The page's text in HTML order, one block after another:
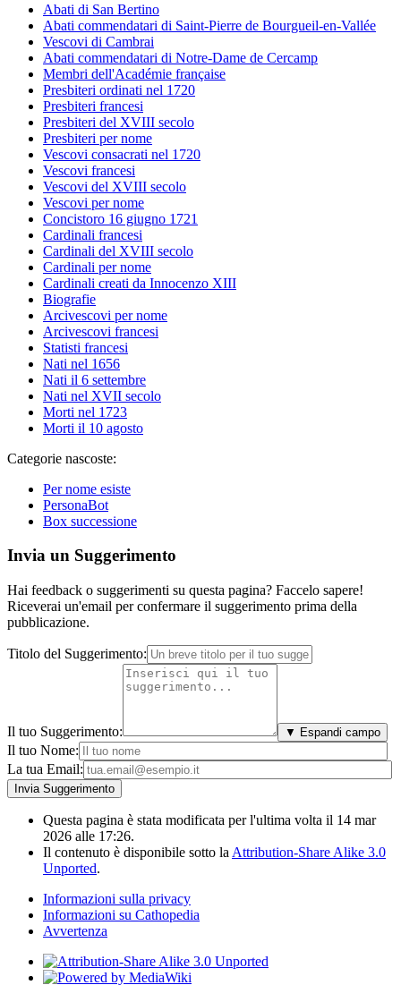
Abati di San Bertino
Abati commendatari di Saint-Pierre de Bourgueil-en-Vallée
Vescovi di Cambrai
Abati commendatari di Notre-Dame de Cercamp
Membri dell'Académie française
Presbiteri ordinati nel 1720
Presbiteri francesi
Presbiteri del XVIII secolo
Presbiteri per nome
Vescovi consacrati nel 1720
Vescovi francesi
Vescovi del XVIII secolo
Vescovi per nome
Concistoro 16 giugno 1721
Cardinali francesi
Cardinali del XVIII secolo
Cardinali per nome
Cardinali creati da Innocenzo XIII
Biografie
Arcivescovi per nome
Arcivescovi francesi
Statisti francesi
Nati nel 1656
Nati il 6 settembre
Nati nel XVII secolo
Morti nel 1723
Morti il 10 agosto
Categorie nascoste:
Per nome esiste
PersonaBot
Box successione
Invia un Suggerimento
Hai feedback o suggerimenti su questa pagina? Faccelo sapere!
Riceverai un'email per confermare il suggerimento prima della
pubblicazione.
Titolo del Suggerimento:
Il tuo Suggerimento: ▼ Espandi campo
Il tuo Nome:
La tua Email:
Questa pagina è stata modificata per l'ultima volta il 14 mar
2026 alle 17:26.
Il contenuto è disponibile sotto la Attribution-Share Alike 3.0
Unported.
Informazioni sulla privacy
Informazioni su Cathopedia
Avvertenza